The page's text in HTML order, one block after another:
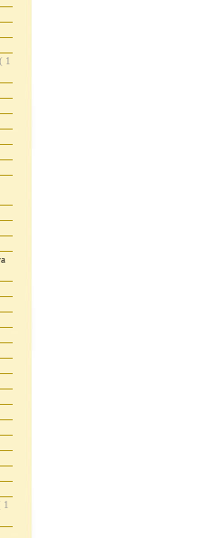
( 1
1